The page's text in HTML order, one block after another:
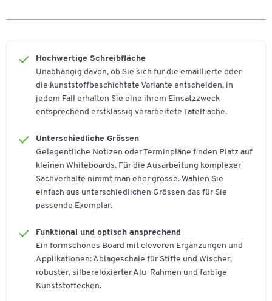
Material Rahmen Aluminium
Oberfläche kunststoffbeschichtet
Rahmenlos nein
Wandmontage
weiss
Farbe Rahmen
Masse
Breite [mm] 1800
Hochwertige Schreibfläche
Unabhängig davon, ob Sie sich für die emaillierte oder
die kunststoffbeschichtete Variante entscheiden, in
jedem Fall erhalten Sie eine ihrem Einsatzzweck
entsprechend erstklassig verarbeitete Tafelfläche.
Unterschiedliche Grössen
Gelegentliche Notizen oder Terminpläne finden Platz auf
kleinen Whiteboards. Für die Ausarbeitung komplexer
Sachverhalte nimmt man eher grosse. Wählen Sie
einfach aus unterschiedlichen Grössen das für Sie
passende Exemplar.
Funktional und optisch ansprechend
Ein formschönes Board mit cleveren Ergänzungen und
Applikationen: Ablageschale für Stifte und Wischer,
robuster, silbereloxierter Alu-Rahmen und farbige
Kunststoffecken.